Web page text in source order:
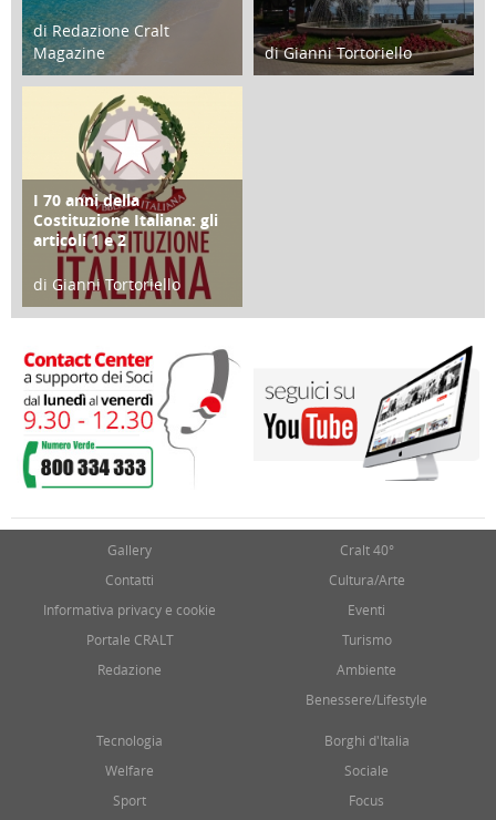
di Redazione Cralt
Magazine
25 Giugno 2016
di Gianni Tortoriello
FOCUS
I 70 anni della
Costituzione Italiana: gli
articoli 1 e 2
di Gianni Tortoriello
17 Marzo 2018
Gallery
Contatti
Informativa privacy e cookie
Portale CRALT
Redazione
Cralt 40°
Cultura/Arte
Eventi
Turismo
Ambiente
Benessere/Lifestyle
Tecnologia
Welfare
Sport
Borghi d'Italia
Sociale
Focus